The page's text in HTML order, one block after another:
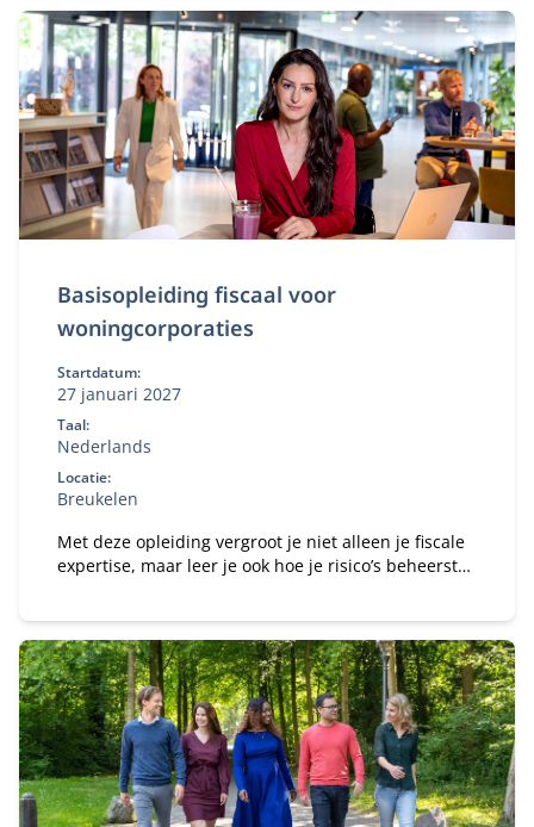
Basisopleiding fiscaal voor
woningcorporaties
Startdatum:
27 januari 2027
Taal:
Nederlands
Locatie:
Breukelen
Met deze opleiding vergroot je niet alleen je fiscale
expertise, maar leer je ook hoe je risico’s beheerst